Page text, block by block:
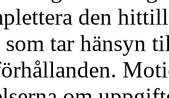
den
tar hänsyn